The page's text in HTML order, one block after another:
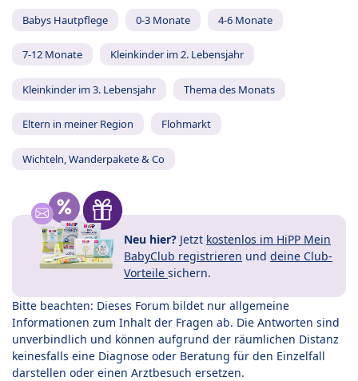
Babys Hautpflege 0-3 Monate 4-6 Monate
7-12 Monate Kleinkinder im 2. Lebensjahr
Kleinkinder im 3. Lebensjahr Thema des Monats
Eltern in meiner Region Flohmarkt
Wichteln, Wanderpakete & Co
Neu hier? Jetzt kostenlos im HiPP Mein
BabyClub registrieren und deine Club-
Vorteile sichern.
Bitte beachten: Dieses Forum bildet nur allgemeine
Informationen zum Inhalt der Fragen ab. Die Antworten sind
unverbindlich und können aufgrund der räumlichen Distanz
keinesfalls eine Diagnose oder Beratung für den Einzelfall
darstellen oder einen Arztbesuch ersetzen.